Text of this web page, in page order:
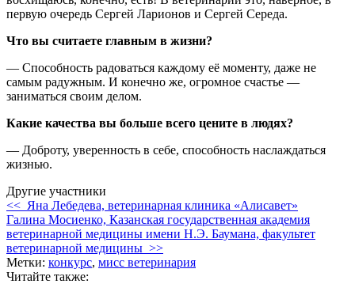
первую очередь Сергей Ларионов и Сергей Середа.
Что вы считаете главным в жизни?
— Способность радоваться каждому её моменту, даже не
самым радужным. И конечно же, огромное счастье —
заниматься своим делом.
Какие качества вы больше всего цените в людях?
— Доброту, уверенность в себе, способность наслаждаться
жизнью.
Другие участники
<< Яна Лебедева, ветеринарная клиника «Алисавет»
Галина Мосиенко, Казанская государственная академия
ветеринарной медицины имени Н.Э. Баумана, факультет
ветеринарной медицины >>
Метки: конкурс, мисс ветеринария
Читайте также: